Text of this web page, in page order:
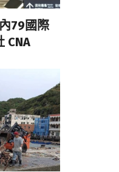
79國際
CNA